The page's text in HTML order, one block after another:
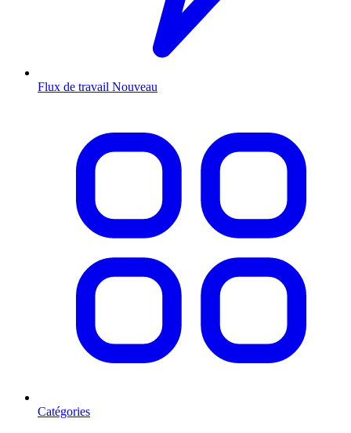
Flux de travail Nouveau
Catégories